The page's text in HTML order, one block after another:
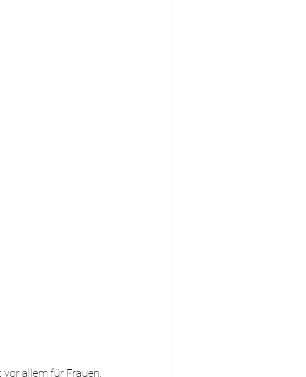
allem für Frauen.